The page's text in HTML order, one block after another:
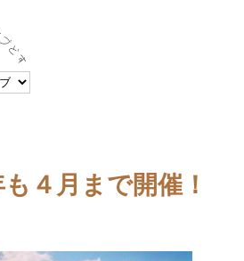
４月まで開催！